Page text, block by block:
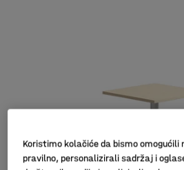
Koristimo kolačiće da bismo omogućili
pravilno, personalizirali sadržaj i